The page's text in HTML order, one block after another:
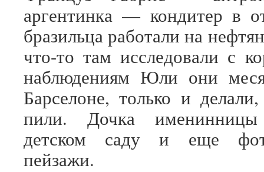
аргентинка — кондитер в
бразильца работали на
что-то там исследовали с
наблюдениям Юли они
Барселоне, только и
пили. Дочка
детском саду и еще
пейзажи.